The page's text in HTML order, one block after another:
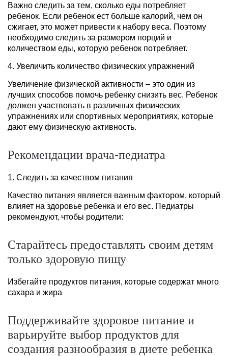
Важно следить за тем, сколько еды потребляет
ребенок. Если ребенок ест больше калорий, чем он
сжигает, это может привести к набору веса. Поэтому
необходимо следить за размером порций и
количеством еды, которую ребенок потребляет.
4. Увеличить количество физических упражнений
Увеличение физической активности – это один из
лучших способов помочь ребенку снизить вес. Ребенок
должен участвовать в различных физических
упражнениях или спортивных мероприятиях, которые
дают ему физическую активность.
Рекомендации врача-педиатра
1. Следить за качеством питания
Качество питания является важным фактором, который
влияет на здоровье ребенка и его вес. Педиатры
рекомендуют, чтобы родители:
Старайтесь предоставлять своим детям
только здоровую пищу
Избегайте продуктов питания, которые содержат много
сахара и жира
Поддерживайте здоровое питание и
варьируйте выбор продуктов для
создания разнообразия в диете ребенка